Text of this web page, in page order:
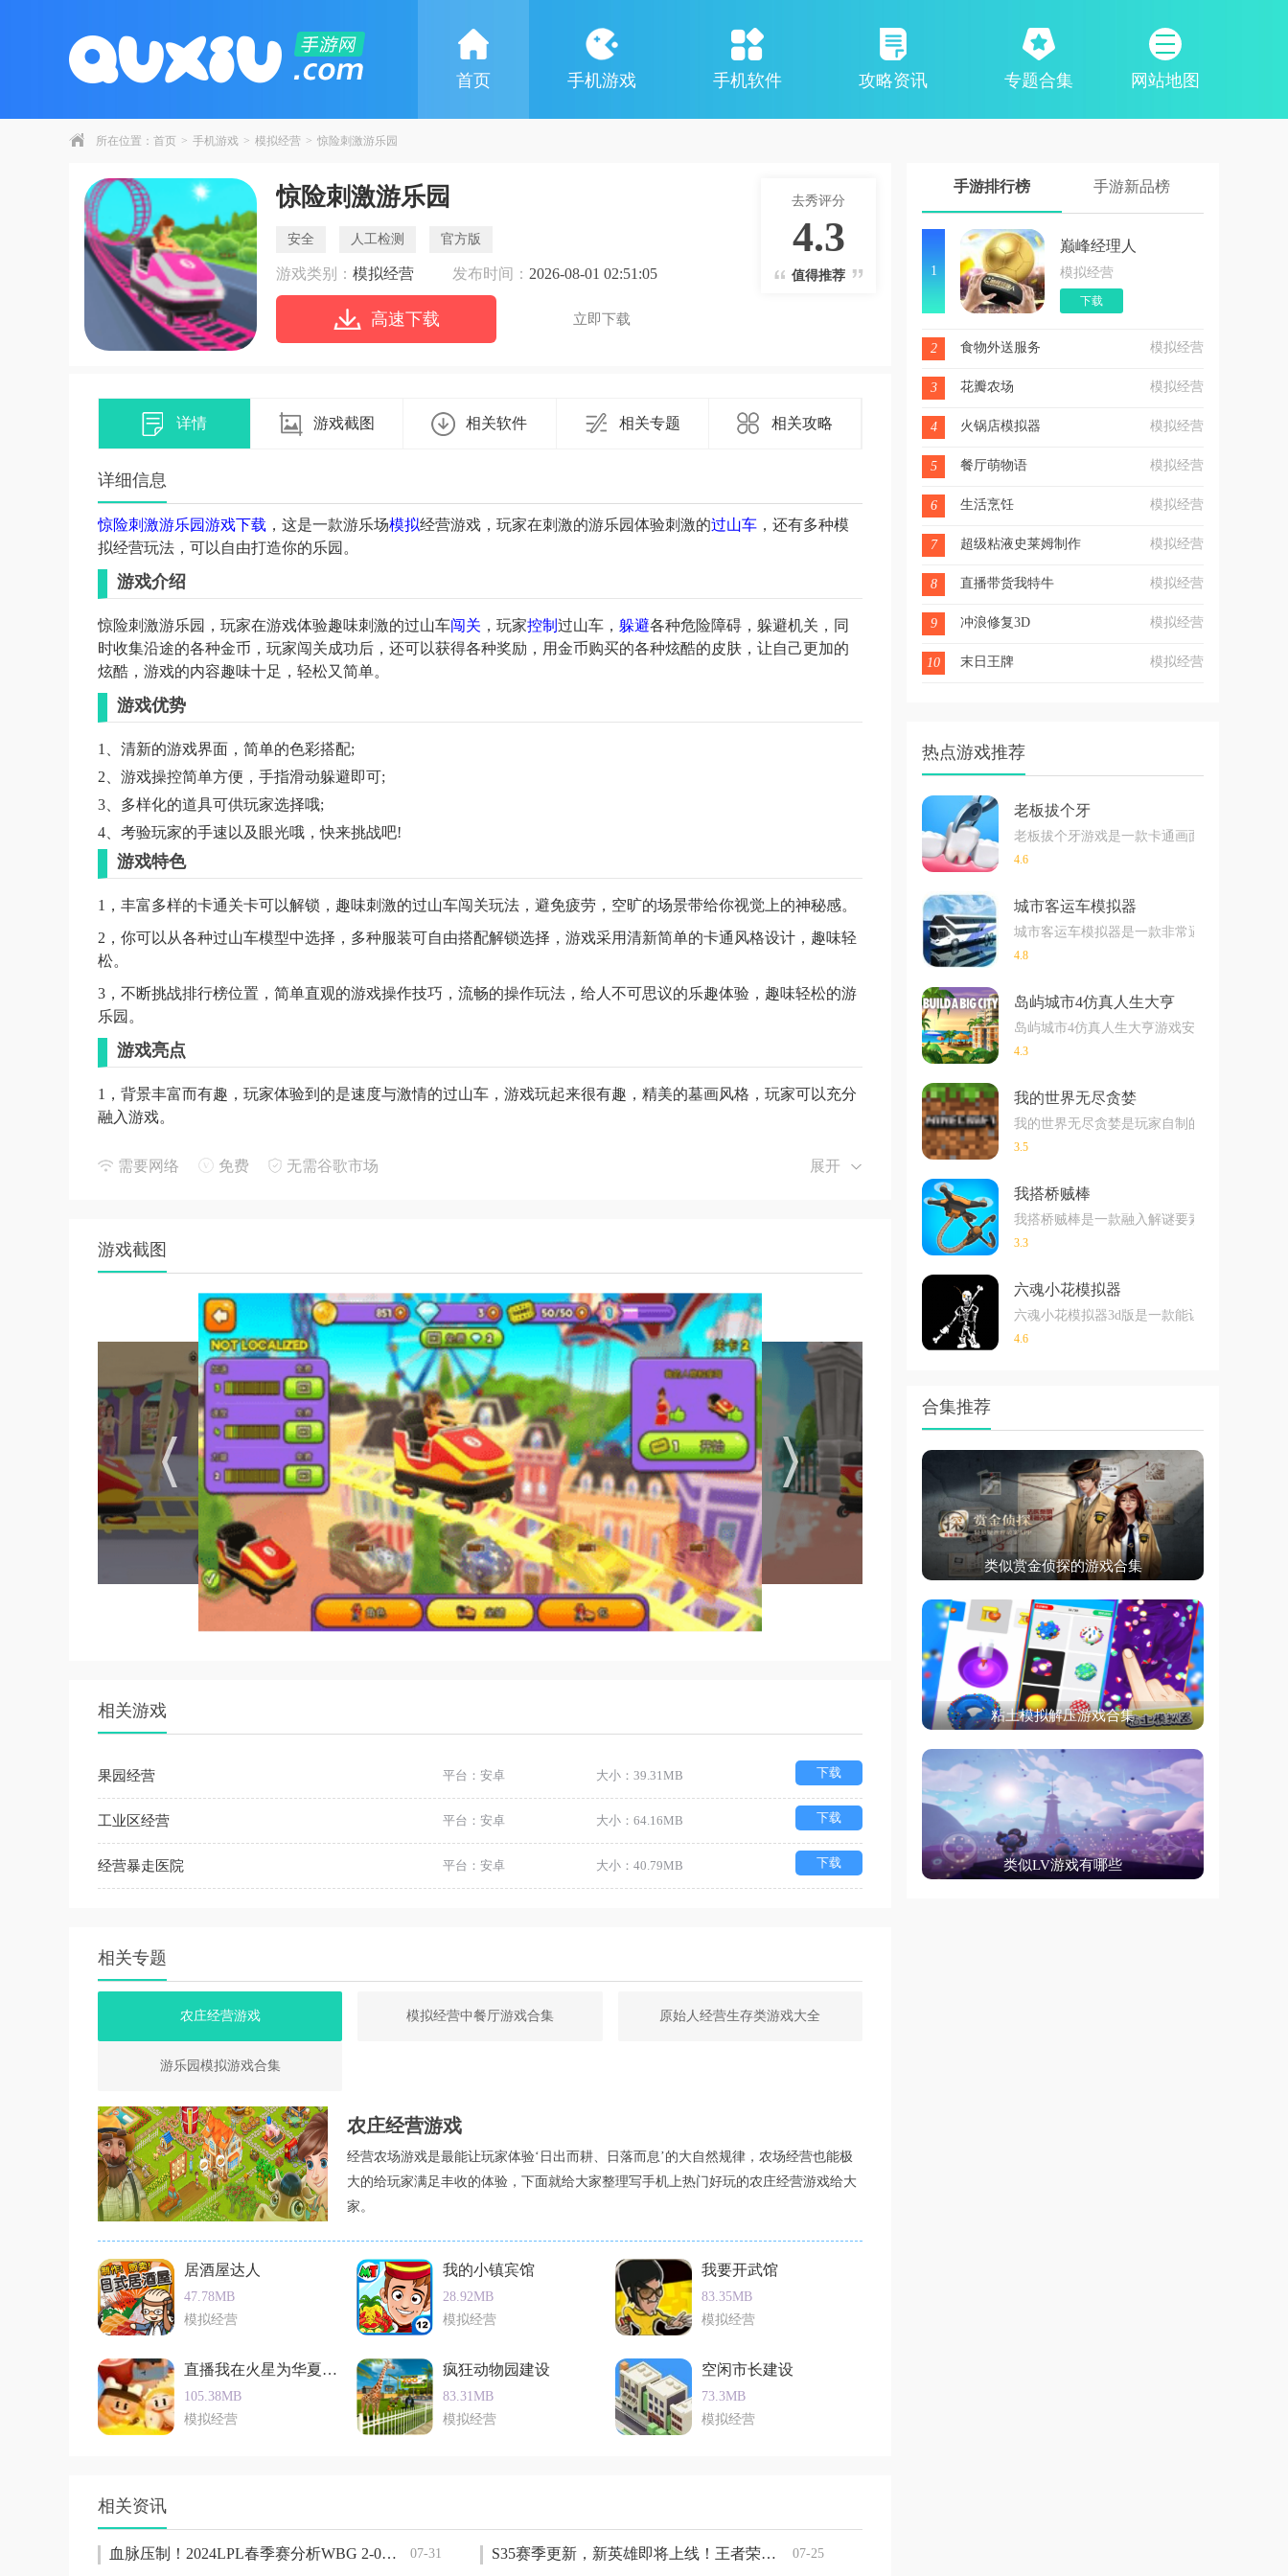
网站地图
首页 手机游戏 手机软件 攻略资讯 专题合集
所在位置： 首页 > 手机游戏 > 模拟经营 > 惊险刺激游乐园
惊险刺激游乐园
安全 人工检测 官方版
游戏类别： 模拟经营 发布时间： 2026-08-01 02:51:05
高速下载 立即下载
去秀评分
4.3
值得推荐
详情 游戏截图 相关软件 相关专题 相关攻略
详细信息
惊险刺激游乐园游戏下载 ，这是一款游乐场模拟经营游戏，玩家在刺激的游乐园体验刺激的过山车 ，还有多种模
拟经营玩法，可以自由打造你的乐园。
游戏介绍
惊险刺激游乐园，玩家在游戏体验趣味刺激的过山车闯关 ，玩家控制 过山车， 躲避各种危险障碍，躲避机关，同
时收集沿途的各种金币，玩家闯关成功后，还可以获得各种奖励，用金币购买的各种炫酷的皮肤，让自己更加的
炫酷，游戏的内容趣味十足，轻松又简单。
游戏优势
1、清新的游戏界面，简单的色彩搭配;
2、游戏操控简单方便，手指滑动躲避即可;
3、多样化的道具可供玩家选择哦;
4、考验玩家的手速以及眼光哦，快来挑战吧!
游戏特色
1，丰富多样的卡通关卡可以解锁，趣味刺激的过山车闯关玩法，避免疲劳，空旷的场景带给你视觉上的神秘感。
2，你可以从各种过山车模型中选择，多种服装可自由搭配解锁选择，游戏采用清新简单的卡通风格设计，趣味轻
松。
3，不断挑战排行榜位置，简单直观的游戏操作技巧，流畅的操作玩法，给人不可思议的乐趣体验，趣味轻松的游
乐园。
游戏亮点
1，背景丰富而有趣，玩家体验到的是速度与激情的过山车，游戏玩起来很有趣，精美的墓画风格，玩家可以充分
融入游戏。
加简单方便。
游戏评测
有许多关卡事件等着你进入，许多车辆类型，巨大的背景地图，真正的恢复公园场景，和实时排行榜供你免费观
看，所以你可以随时轻松地在这里玩!
需要网络 免费 无需谷歌市场 展开
游戏截图
相关游戏
果园经营 平台：安卓 大小：39.31MB 下载
工业区经营 平台：安卓 大小：64.16MB 下载
经营暴走医院 平台：安卓 大小：40.79MB 下载
相关专题
农庄经营游戏 模拟经营中餐厅游戏合集 原始人经营生存类游戏大全
游乐园模拟游戏合集
农庄经营游戏
经营农场游戏是最能让玩家体验‘日出而耕、日落而息’的大自然规律，农场经营也能极
大的给玩家满足丰收的体验，下面就给大家整理写手机上热门好玩的农庄经营游戏给大
家。
居酒屋达人
47.78MB
模拟经营
我的小镇宾馆
28.92MB
模拟经营
我要开武馆
83.35MB
模拟经营
直播我在火星为华夏开疆扩土
105.38MB
模拟经营
疯狂动物园建设
83.31MB
模拟经营
空闲市长建设
73.3MB
模拟经营
相关资讯
07-31
血脉压制！2024LPL春季赛分析WBG 2-0横扫JDG 07-25
S35赛季更新，新英雄即将上线！王者荣耀大司命技能介绍
手游排行榜 手游新品榜
1
巅峰经理人
模拟经营
下载
2 食物外送服务 模拟经营
3 花瓣农场 模拟经营
4 火锅店模拟器 模拟经营
5 餐厅萌物语 模拟经营
6 生活烹饪 模拟经营
7 超级粘液史莱姆制作 模拟经营
8 直播带货我特牛 模拟经营
9 冲浪修复3D 模拟经营
10 末日王牌 模拟经营
热点游戏推荐
老板拔个牙
老板拔个牙游戏是一款卡通画面风格的模拟
4.6
城市客运车模拟器
城市客运车模拟器是一款非常逼真的模拟驾
4.8
岛屿城市4仿真人生大亨
岛屿城市4仿真人生大亨游戏安卓最新版下载
4.3
我的世界无尽贪婪
我的世界无尽贪婪是玩家自制的模组，玩家
3.5
我搭桥贼棒
我搭桥贼棒是一款融入解谜要素的大桥建造
3.3
六魂小花模拟器
六魂小花模拟器3d版是一款能让每个人都从
4.6
合集推荐
类似赏金侦探的游戏合集
粘土模拟解压游戏合集
类似LV游戏有哪些